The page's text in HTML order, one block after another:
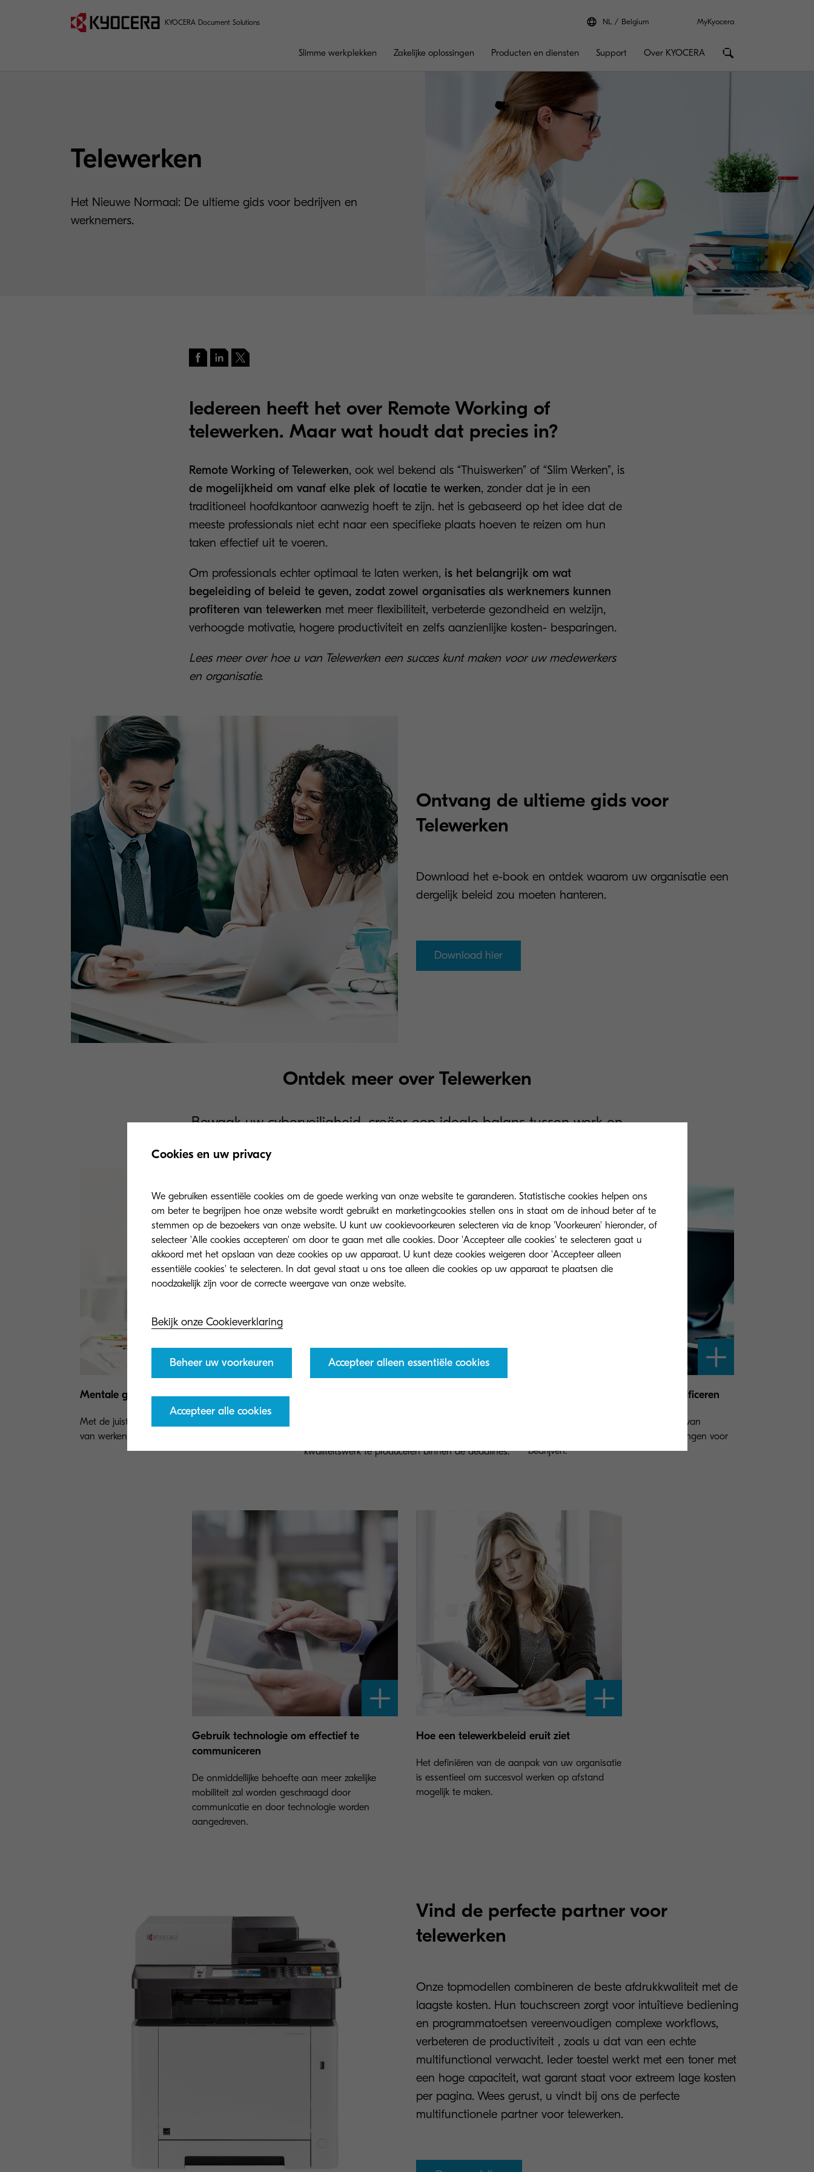
KYOCERA Document Solutions NL Belgium MyKyocera
Slimme werkplekken Zakelijke oplossingen Producten en diensten Support Over KYOCERA
Telewerken
Het Nieuwe Normaal: De ultieme gids voor bedrijven en
werknemers.
Iedereen heeft het over Remote Working of
telewerken. Maar wat houdt dat precies in?
Remote Working of Telewerken, ook wel bekend als “Thuiswerken” of “Slim Werken”, is
de mogelijkheid om vanaf elke plek of locatie te werken, zonder dat je in een
traditioneel hoofdkantoor aanwezig hoeft te zijn. het is gebaseerd op het idee dat de
meeste professionals niet echt naar een specifieke plaats hoeven te reizen om hun
taken effectief uit te voeren.
Om professionals echter optimaal te laten werken, is het belangrijk om wat
begeleiding of beleid te geven, zodat zowel organisaties als werknemers kunnen
profiteren van telewerken met meer flexibiliteit, verbeterde gezondheid en welzijn,
verhoogde motivatie, hogere productiviteit en zelfs aanzienlijke kosten- besparingen.
Lees meer over hoe u van Telewerken een succes kunt maken voor uw medewerkers
en organisatie.
Ontvang de ultieme gids voor
Telewerken
Download het e-book en ontdek waarom uw organisatie een
dergelijk beleid zou moeten hanteren.
Download hier
Ontdek meer over Telewerken
Bewaak uw cyberveiligheid, creëer een ideale balans tussen werk en
Mentale gezondheid bij telewerken
Met de juiste aanpak kan deze nieuwe manier
van werken revitaliserend en boeiend zijn.
kwaliteitswerk te produceren binnen de deadlines.
Cybersecurity-bedreigingen identificeren
Gegevens beschermen in het tijdperk van
telewerken is één van de grote uitdagingen voor
bedrijven.
Gebruik technologie om effectief te
communiceren
De onmiddellijke behoefte aan meer zakelijke
mobiliteit zal worden geschraagd door
communicatie en door technologie worden
aangedreven.
Hoe een telewerkbeleid eruit ziet
Het definiëren van de aanpak van uw organisatie
is essentieel om succesvol werken op afstand
mogelijk te maken.
Vind de perfecte partner voor
telewerken
Onze topmodellen combineren de beste afdrukkwaliteit met de
laagste kosten. Hun touchscreen zorgt voor intuïtieve bediening
en programmatoetsen vereenvoudigen complexe workflows,
verbeteren de productiviteit , zoals u dat van een echte
multifunctional verwacht. Ieder toestel werkt met een toner met
een hoge capaciteit, wat garant staat voor extreem lage kosten
per pagina. Wees gerust, u vindt bij ons de perfecte
multifunctionele partner voor telewerken.
Cookies en uw privacy
We gebruiken essentiële cookies om de goede werking van onze website te garanderen. Statistische cookies helpen ons
om beter te begrijpen hoe onze website wordt gebruikt en marketingcookies stellen ons in staat om de inhoud beter af te
stemmen op de bezoekers van onze website. U kunt uw cookievoorkeuren selecteren via de knop 'Voorkeuren' hieronder, of
selecteer 'Alle cookies accepteren' om door te gaan met alle cookies. Door 'Accepteer alle cookies' te selecteren gaat u
akkoord met het opslaan van deze cookies op uw apparaat. U kunt deze cookies weigeren door 'Accepteer alleen
essentiële cookies' te selecteren. In dat geval staat u ons toe alleen die cookies op uw apparaat te plaatsen die
noodzakelijk zijn voor de correcte weergave van onze website.
Bekijk onze Cookieverklaring
Beheer uw voorkeuren Accepteer alleen essentiële cookies
Accepteer alle cookies